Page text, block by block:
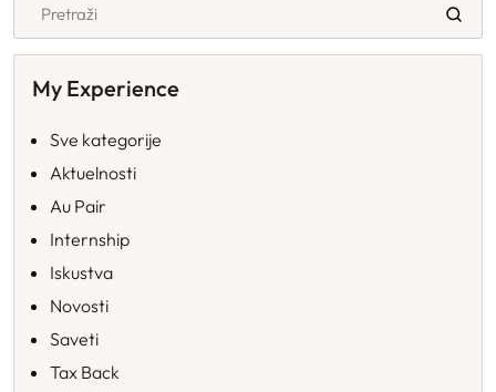
My Experience
Sve kategorije
Aktuelnosti
Au Pair
Internship
Iskustva
Novosti
Saveti
Tax Back